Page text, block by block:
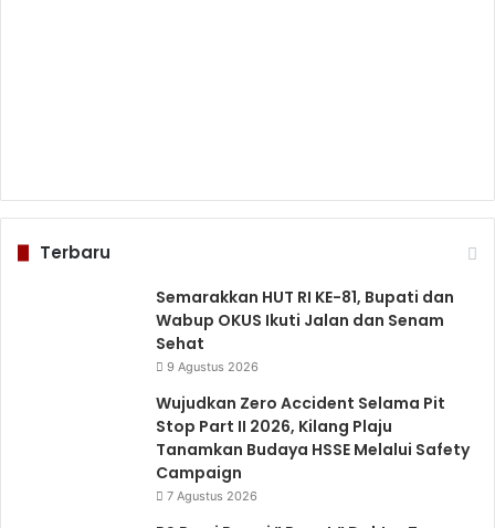
Terbaru
Semarakkan HUT RI KE-81, Bupati dan
Wabup OKUS Ikuti Jalan dan Senam
Sehat
9 Agustus 2026
Wujudkan Zero Accident Selama Pit
Stop Part II 2026, Kilang Plaju
Tanamkan Budaya HSSE Melalui Safety
Campaign
7 Agustus 2026